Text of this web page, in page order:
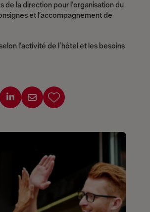
de la direction pour l’organisation du
et l’accompagnement de
l’activité de l’hôtel et les besoins